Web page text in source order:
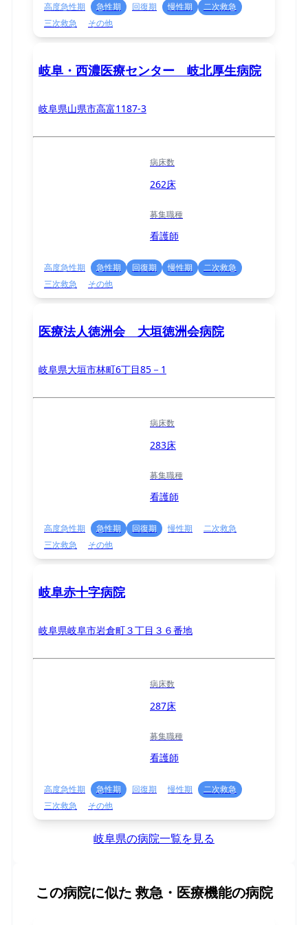
高度急性期 急性期 回復期 慢性期
二次救急
三次救急
その他
岐阜・西濃医療センター 岐北厚生病院
岐阜県山県市高富1187-3
病床数
262床
募集職種
看護師
高度急性期 急性期 回復期 慢性期
二次救急
三次救急
その他
医療法人徳洲会 大垣徳洲会病院
岐阜県大垣市林町6丁目85－1
病床数
283床
募集職種
看護師
高度急性期 急性期 回復期 慢性期
二次救急
三次救急
その他
岐阜赤十字病院
岐阜県岐阜市岩倉町３丁目３６番地
病床数
287床
募集職種
看護師
高度急性期 急性期 回復期 慢性期
二次救急
三次救急
その他
岐阜県の病院一覧を見る
この病院に似た 救急・医療機能の病院